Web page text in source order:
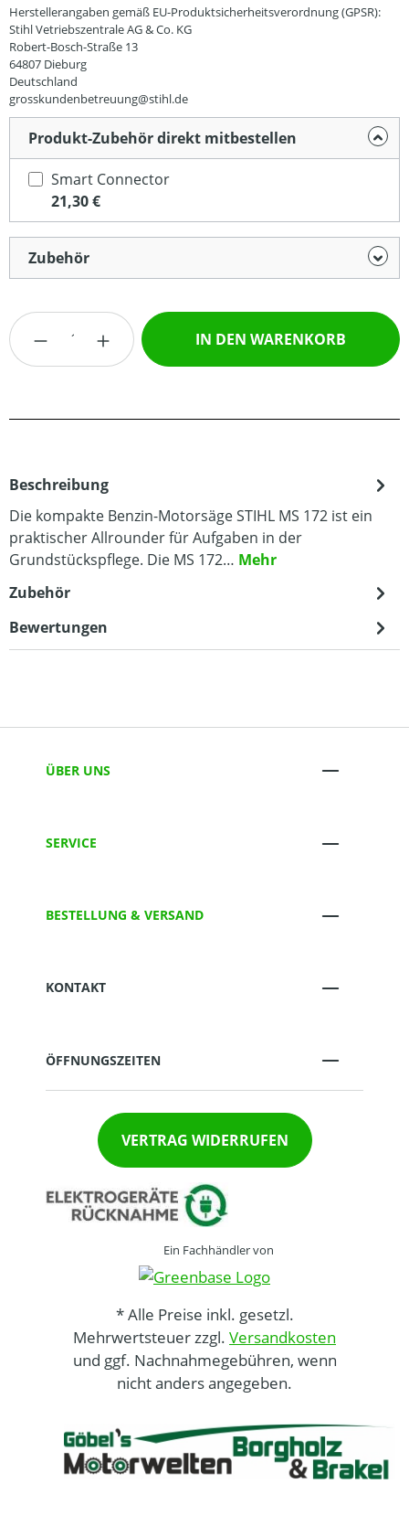
Herstellerangaben gemäß EU-Produktsicherheitsverordnung (GPSR):
Stihl Vetriebszentrale AG & Co. KG
Robert-Bosch-Straße 13
64807 Dieburg
Deutschland
grosskundenbetreuung@stihl.de
Produkt-Zubehör direkt mitbestellen
Smart Connector
21,30 €
Zubehör
Produkt Anzahl: Gib den gewünschten
IN DEN WARENKORB
Beschreibung
Die kompakte Benzin-Motorsäge STIHL MS 172 ist ein
praktischer Allrounder für Aufgaben in der
Grundstückspflege. Die MS 172… Mehr
Zubehör
Bewertungen
ÜBER UNS
SERVICE
BESTELLUNG & VERSAND
KONTAKT
ÖFFNUNGSZEITEN
VERTRAG WIDERRUFEN
Ein Fachhändler von
* Alle Preise inkl. gesetzl.
Mehrwertsteuer zzgl. Versandkosten
und ggf. Nachnahmegebühren, wenn
nicht anders angegeben.